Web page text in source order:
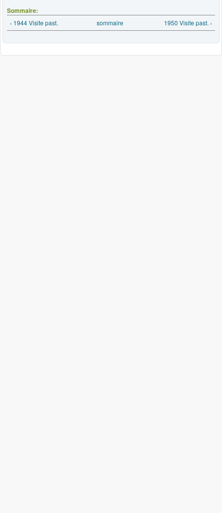
Sommaire:
‹ 1944 Visite past. sommaire 1950 Visite past. ›